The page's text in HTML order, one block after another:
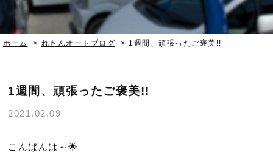
ホーム > れもんオートブログ > 1週間、頑張ったご褒美!!
1週間、頑張ったご褒美!!
2021.02.09
こんばんは～🌟